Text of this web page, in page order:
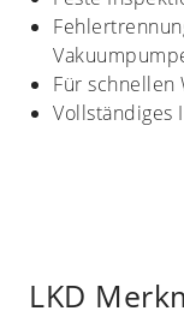
Für
Vollständiges
LKD